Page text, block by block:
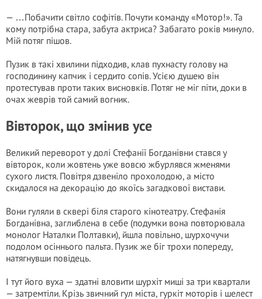
— …Побачити світло софітів. Почути команду «Мотор!». Та
кому потрібна стара, забута актриса? Забагато років минуло.
Мій потяг пішов.
Пузик в такі хвилини підходив, клав пухнасту голову на
господинину капчик і сердито сопів. Усією душею він
протестував проти таких висновків. Потяг не міг піти, доки в
очах жеврів той самий вогник.
Вівторок, що змінив усе
Великий переворот у долі Стефанії Богданівни стався у
вівторок, коли жовтень уже вовсю жбурлявся жменями
сухого листя. Повітря дзвеніло прохолодою, а місто
скидалося на декорацію до якоїсь загадкової вистави.
Вони гуляли в сквері біля старого кінотеатру. Стефанія
Богданівна, заглиблена в себе (подумки вона повторювала
монолог Наталки Полтавки), йшла повільно, шурхочучи
подолом осіннього пальта. Пузик же біг трохи попереду,
натягнувши повідець.
І тут його вуха — здатні вловити шурхіт миші за три квартали
— затремтіли. Крізь звичний гул міста, гуркіт моторів і шелест